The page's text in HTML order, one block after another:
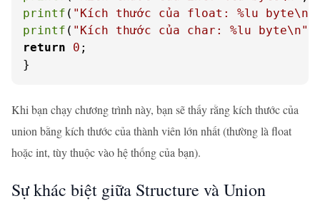
printf ( "Kích thước của float: %lu byte\n"
printf ( "Kích thước của char: %lu byte\n"
return
0 ;
}
Khi bạn chạy chương trình này, bạn sẽ thấy rằng kích thước của
union bằng kích thước của thành viên lớn nhất (thường là float
hoặc int, tùy thuộc vào hệ thống của bạn).
Sự khác biệt giữa Structure và Union